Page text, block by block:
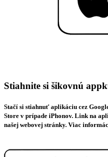
Stiahnite si šikovnú
Stačí si stiahnuť aplikáciu cez
Store v prípade iPhonov. Link na
našej webovej stránky. Viac